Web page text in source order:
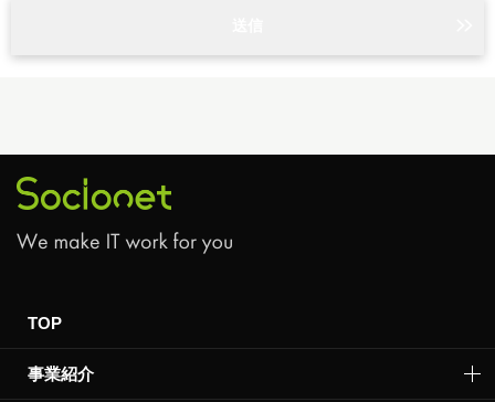
いについて」をご確認ください。
TOP
事業紹介